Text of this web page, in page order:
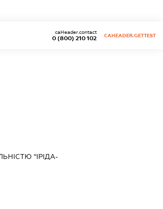
0 (800) 210 102
caHeader.contact
CAHEADER.GETTEST
"ІРІДА-